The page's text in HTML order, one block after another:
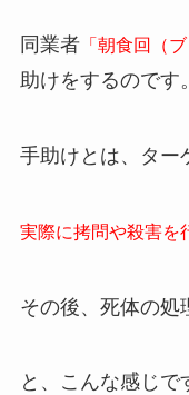
同業者「朝食回（ブ
助けをするのです。
手助けとは、ター
実際に拷問や殺害を
その後、死体の処
と、こんな感じで